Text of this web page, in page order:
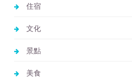
住宿
文化
景點
美食